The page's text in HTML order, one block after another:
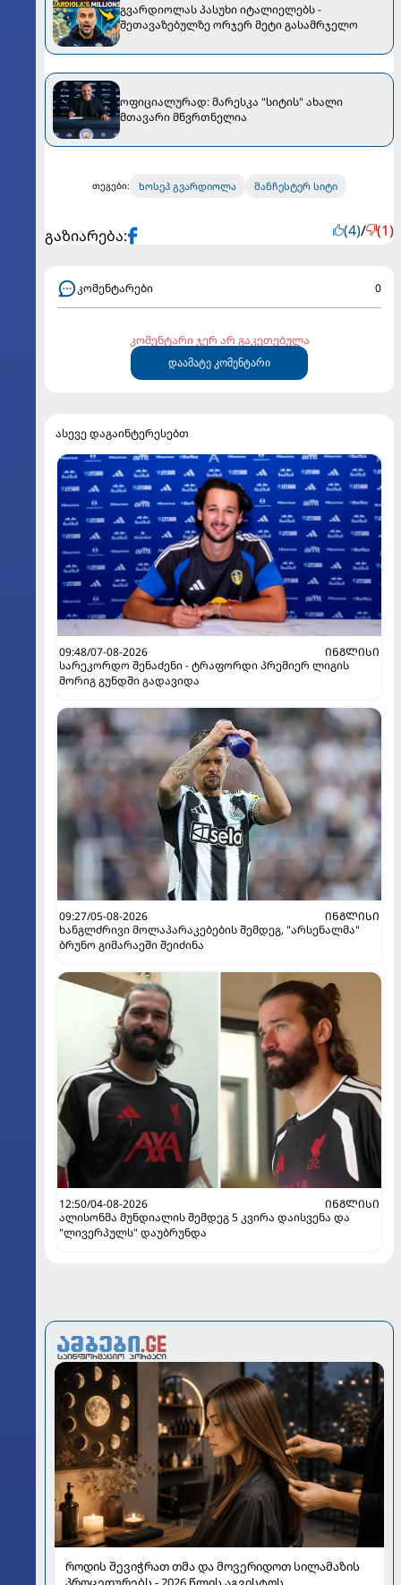
გვარდიოლას პასუხი იტალიელებს -
შეთავაზებულზე ორჯერ მეტი გასამრჯელო
ოფიციალურად: მარესკა "სიტის" ახალი
მთავარი მწვრთნელია
თეგები: ხოსეპ გვარდიოლა მანჩესტერ სიტი
გაზიარება: (4)/ (1)
კომენტარები 0
კომენტარი ჯერ არ გაკეთებულა
დაამატე კომენტარი
ასევე დაგაინტერესებთ
09:48/07-08-2026
ᲘᲜᲒᲚᲘᲡᲘ
სარეკორდო შენაძენი - ტრაფორდი პრემიერ ლიგის
მორიგ გუნდში გადავიდა
09:27/05-08-2026
ᲘᲜᲒᲚᲘᲡᲘ
ხანგლძრივი მოლაპარაკებების შემდეგ, "არსენალმა"
ბრუნო გიმარაეში შეიძინა
12:50/04-08-2026
ᲘᲜᲒᲚᲘᲡᲘ
ალისონმა მუნდიალის შემდეგ 5 კვირა დაისვენა და
"ლივერპულს" დაუბრუნდა
როდის შევიჭრათ თმა და მოვერიდოთ სილამაზის